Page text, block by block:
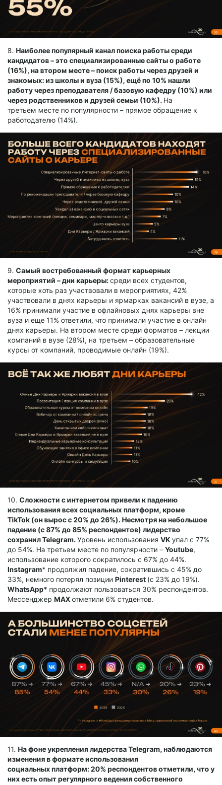
8. Наиболее популярный канал поиска работы среди
кандидатов – это специализированные сайты о работе
(16%), на втором месте – поиск работы через друзей и
знакомых: из школы и вуза (15%), ещё по 10% нашли
работу через преподавателя / базовую кафедру (10%) или
через родственников и друзей семьи (10%). На
третьем месте по популярности – прямое обращение к
работодателю (14%).
9. Самый востребованный формат карьерных
мероприятий – дни карьеры:среди всех студентов,
которые хоть раз участвовали в мероприятиях, 42%
участвовали в днях карьеры и ярмарках вакансий в вузе, а
16% принимали участие в офлайновых днях карьеры вне
вуза и еще 11% ответили, что принимали участие в онлайн
днях карьеры. На втором месте среди форматов – лекции
компаний в вузе (28%), на третьем – образовательные
курсы от компаний, проводимые онлайн (19%).
10. Сложности с интернетом привели к падению
использования всех социальных платформ, кроме
TikTok (он вырос с 20% до 26%). Несмотря на небольшое
падение (с 87% до 85% респондентов) лидерство
сохранил Telegram. Уровень использования VK упал с 77%
до 54%. На третьем месте по популярности – Youtube,
использование которого сократилось с 67% до 44%.
Instagram* продолжил падение, сократившись с 45% до
33%, немного потерял позиции Pinterest (с 23% до 19%).
WhatsApp* продолжают пользоваться 30% респондентов.
Мессенджер МАХотметили 6% студентов.
11. На фоне укрепления лидерства Telegram, наблюдаются
изменения в формате использования
социальных платформ: 20% респондентов отметили, что у
них есть опыт регулярного ведения собственного